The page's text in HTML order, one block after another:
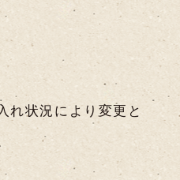
れ状況により変更と